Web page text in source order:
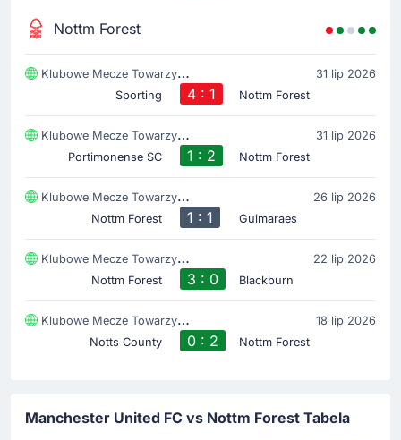
Nottm Forest
Klubowe Mecze Towarzyski
31 lip 2026
Sporting
4 : 1 Nottm Forest
Klubowe Mecze Towarzyski
31 lip 2026
Portimonense SC
1 : 2 Nottm Forest
Klubowe Mecze Towarzyski
26 lip 2026
Nottm Forest
1 : 1 Guimaraes
Klubowe Mecze Towarzyski
22 lip 2026
Nottm Forest
3 : 0 Blackburn
Klubowe Mecze Towarzyski
18 lip 2026
Notts County
0 : 2 Nottm Forest
Manchester United FC vs Nottm Forest Tabela